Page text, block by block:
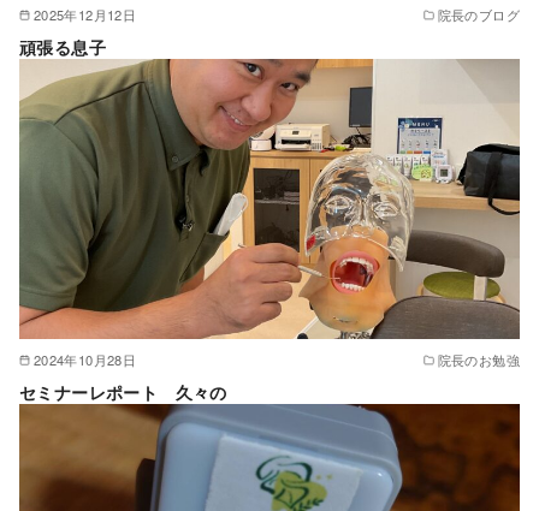
2025年12月12日 院長のブログ
頑張る息子
2024年10月28日 院長のお勉強
セミナーレポート 久々の